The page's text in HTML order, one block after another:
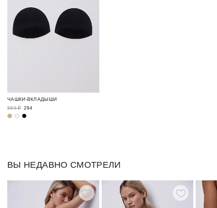
ЧАШКИ-ВКЛАДЫШИ
589 ₽ 294
ВЫ НЕДАВНО СМОТРЕЛИ